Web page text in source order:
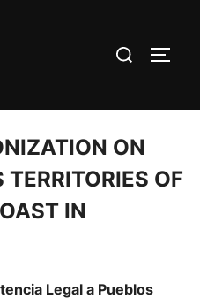
ON
OF
IN
Legal a Pueblos